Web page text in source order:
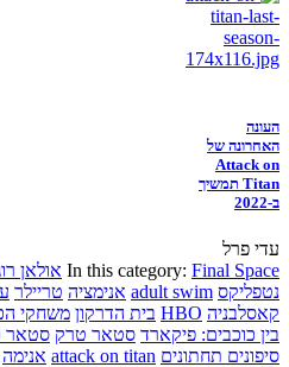
העונה
האחרונה של
Attack on
Titan תמשיך
ב-2022
עדי פרל
In this category: Final Space אולאן
נטפליקס adult swim אנימציה טריילר
קאסלבניה HBO בית הדרקון משחקי
בין כוכבים: פיקארד סטאר טרק סטאר
סיפונים תחתונים attack on titan אנימה